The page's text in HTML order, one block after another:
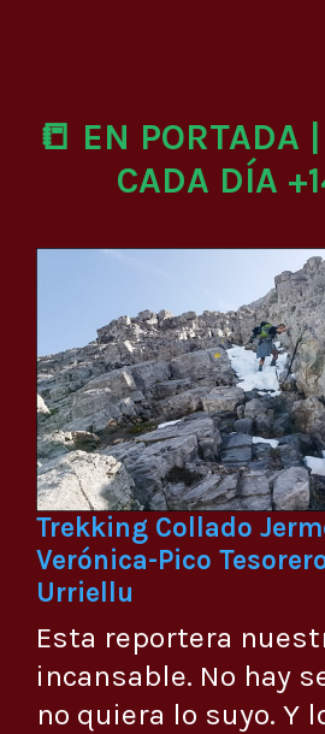
📒 EN PORTADA
CADA DÍA
Trekking Collado
Verónica-Pico
Urriellu
Esta reportera
incansable. No hay
no quiera lo suyo. Y